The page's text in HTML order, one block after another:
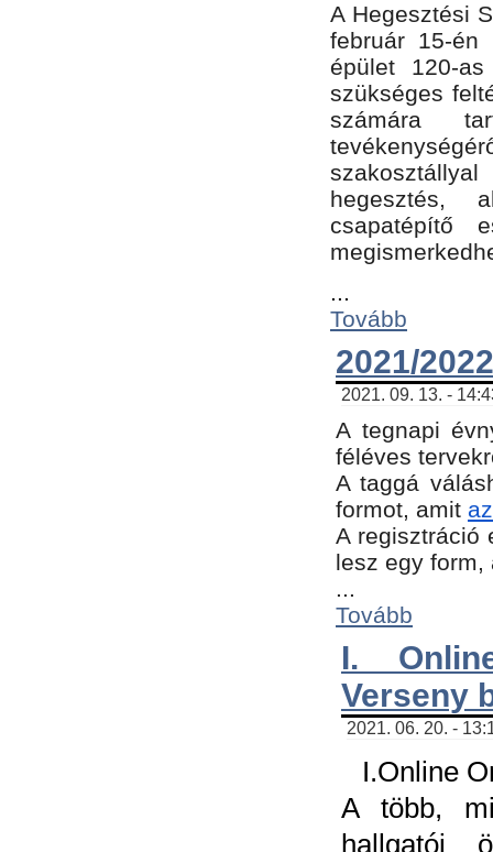
A Hegesztési
február 15-
épület 120-
szükséges
számára
hegesztés,
csapatépítő
...
Tovább
2021/
2021. 09. 13. -
A tegnapi
féléves
A taggá
formot, amit
A regisztráció
lesz egy
...
Tovább
I.
Verseny
2021. 06. 20. -
I.Online
A több,
hallgatói